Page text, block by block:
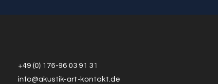
+49 (0) 176-96 03 91 31
info@akustik-art-kontakt.de